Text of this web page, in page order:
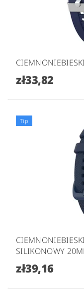
zł33,82
Tip
SILIKONOWY
zł39,16